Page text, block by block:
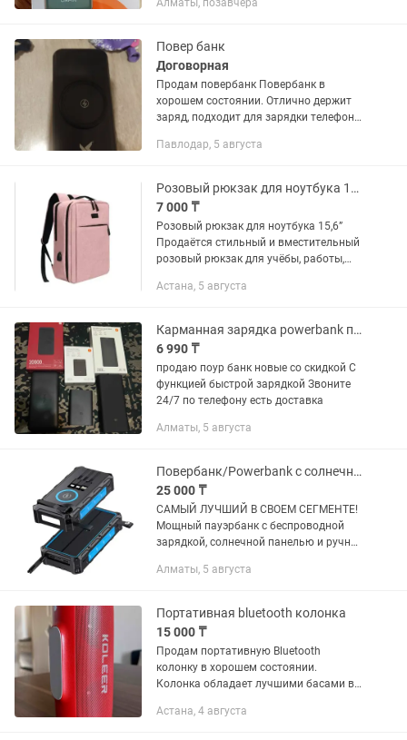
Подключение к источнику питания USB
Алматы, позавчера
Повер банк
Договорная
Продам повербанк Повербанк в
хорошем состоянии. Отлично держит
заряд, подходит для зарядки телефона
проверка при встрече. Город —
Павлодар, 5 августа
Розовый рюкзак для ноутбука 15,6
7 000 ₸
Розовый рюкзак для ноутбука 15,6”
Продаётся стильный и вместительный
розовый рюкзак для учёбы, работы,
лёгкая и практичная — подойдёт для
Астана, 5 августа
Карманная зарядка powerbank пауэр банк поверь внешний аккумулятор поур банк
6 990 ₸
продаю поур банк новые со скидкой С
функцией быстрой зарядкой Звоните
24/7 по телефону есть доставка
Алматы, 5 августа
Повербанк/Powerbank с солнечными панелями
25 000 ₸
САМЫЙ ЛУЧШИЙ В СВОЕМ СЕГМЕНТЕ!
Мощный пауэрбанк с беспроводной
зарядкой, солнечной панелью и ручной
Беспроводная зарядка Qi до 15W
Алматы, 5 августа
Портативная bluetooth колонка
15 000 ₸
Продам портативную Bluetooth
колонку в хорошем состоянии.
Колонка обладает лучшими басами в
портативной колонкой, мощным
Астана, 4 августа